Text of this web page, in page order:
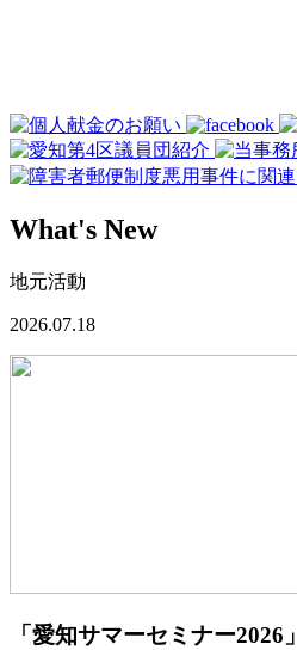
What's New
地元活動
2026.07.18
「愛知サマーセミナー